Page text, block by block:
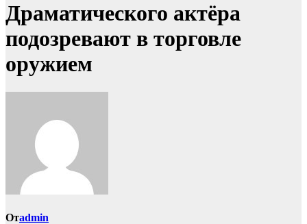
Драматического актёра
подозревают в торговле
оружием
Отadmin